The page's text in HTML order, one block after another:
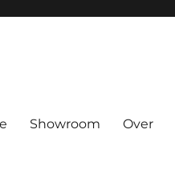
Showroom Over